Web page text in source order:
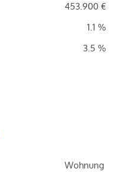
453.900 €
1.1 %
3.5 %
Wohnung